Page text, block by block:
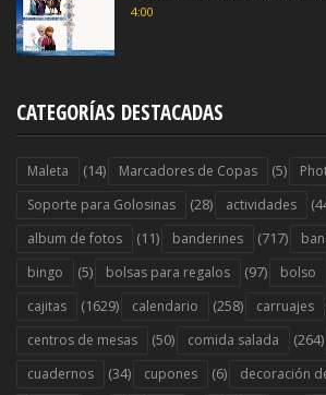
4:00
CATEGORÍAS DESTACADAS
Maleta (14) Marcadores de Copas (5)
Soporte para Golosinas (28) actividades
album de fotos (11) banderines (717)
bingo (5) bolsas para regalos (97) bolso
cajitas (1629) calendario (258) carruajes
centros de mesas (50) comida salada (264)
cuadernos (34) cupones (6) decoración